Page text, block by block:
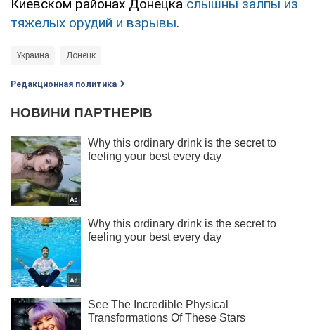
Киевском районах Донецка слышны залпы из
тяжелых орудий и взрывы.
Украина Донецк
Редакционная политика